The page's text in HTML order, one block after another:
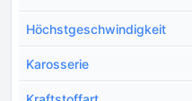
Höchstgeschwindigkeit
Karosserie